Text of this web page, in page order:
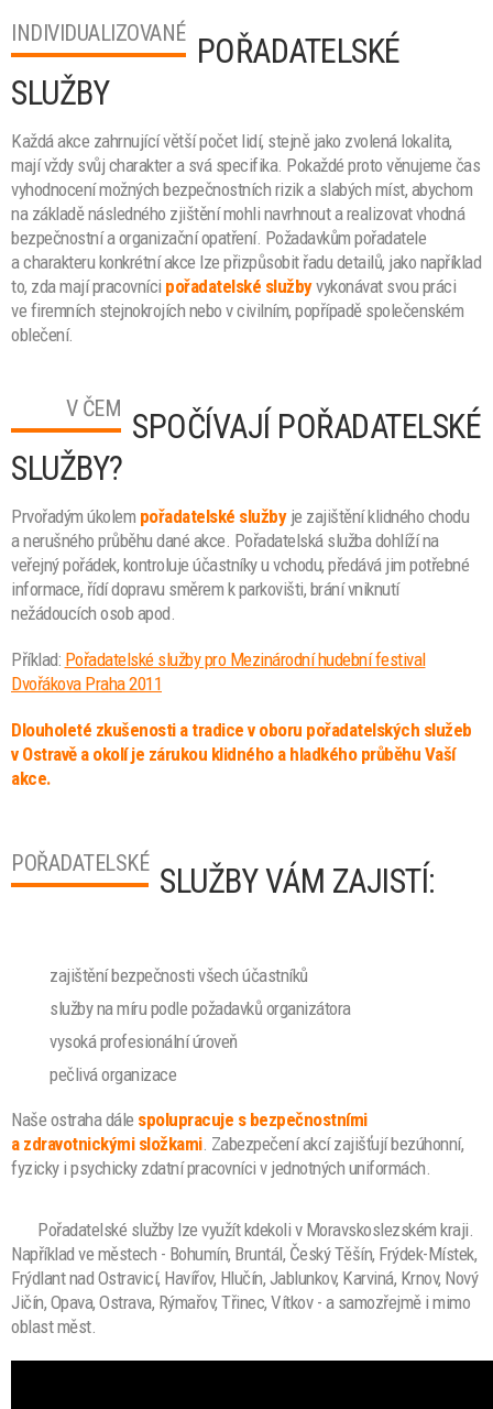
INDIVIDUALIZOVANÉ POŘADATELSKÉ
SLUŽBY
Každá akce zahrnující větší počet lidí, stejně jako zvolená lokalita,
mají vždy svůj charakter a svá specifika. Pokaždé proto věnujeme čas
vyhodnocení možných bezpečnostních rizik a slabých míst, abychom
na základě následného zjištění mohli navrhnout a realizovat vhodná
bezpečnostní a organizační opatření. Požadavkům pořadatele
a charakteru konkrétní akce lze přizpůsobit řadu detailů, jako například
to, zda mají pracovníci pořadatelské službyvykonávat svou práci
ve firemních stejnokrojích nebo v civilním, popřípadě společenském
oblečení.
V ČEM SPOČÍVAJÍ POŘADATELSKÉ
SLUŽBY?
Prvořadým úkolem pořadatelské službyje zajištění klidného chodu
a nerušného průběhu dané akce. Pořadatelská služba dohlíží na
veřejný pořádek, kontroluje účastníky u vchodu, předává jim potřebné
informace, řídí dopravu směrem k parkovišti, brání vniknutí
nežádoucích osob apod.
Příklad: Pořadatelské služby pro Mezinárodní hudební festival
Dvořákova Praha 2011
Dlouholeté zkušenosti a tradice v oboru pořadatelských služeb
v Ostravě a okolí je zárukou klidného a hladkého průběhu Vaší
akce.
POŘADATELSKÉ SLUŽBY VÁM ZAJISTÍ:
zajištění bezpečnosti všech účastníků
služby na míru podle požadavků organizátora
vysoká profesionální úroveň
pečlivá organizace
Naše ostraha dále spolupracuje s bezpečnostními
a zdravotnickými složkami. Zabezpečení akcí zajišťují bezúhonní,
fyzicky i psychicky zdatní pracovníci v jednotných uniformách.
Pořadatelské služby lze využít kdekoli v Moravskoslezském kraji.
Například ve městech - Bohumín, Bruntál, Český Těšín, Frýdek-Místek,
Frýdlant nad Ostravicí, Havířov, Hlučín, Jablunkov, Karviná, Krnov, Nový
Jičín, Opava, Ostrava, Rýmařov, Třinec, Vítkov - a samozřejmě i mimo
oblast měst.